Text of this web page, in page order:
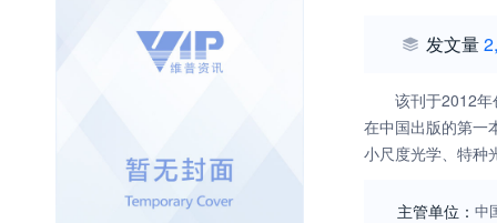
发文量
该刊于2012
在中国出版的第一
小尺度光学、特种
主管单位： 中